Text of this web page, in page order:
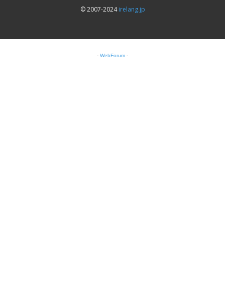
© 2007-2024irelang.jp
- WebForum -